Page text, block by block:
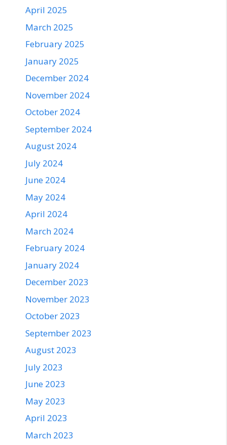
April 2025
March 2025
February 2025
January 2025
December 2024
November 2024
October 2024
September 2024
August 2024
July 2024
June 2024
May 2024
April 2024
March 2024
February 2024
January 2024
December 2023
November 2023
October 2023
September 2023
August 2023
July 2023
June 2023
May 2023
April 2023
March 2023